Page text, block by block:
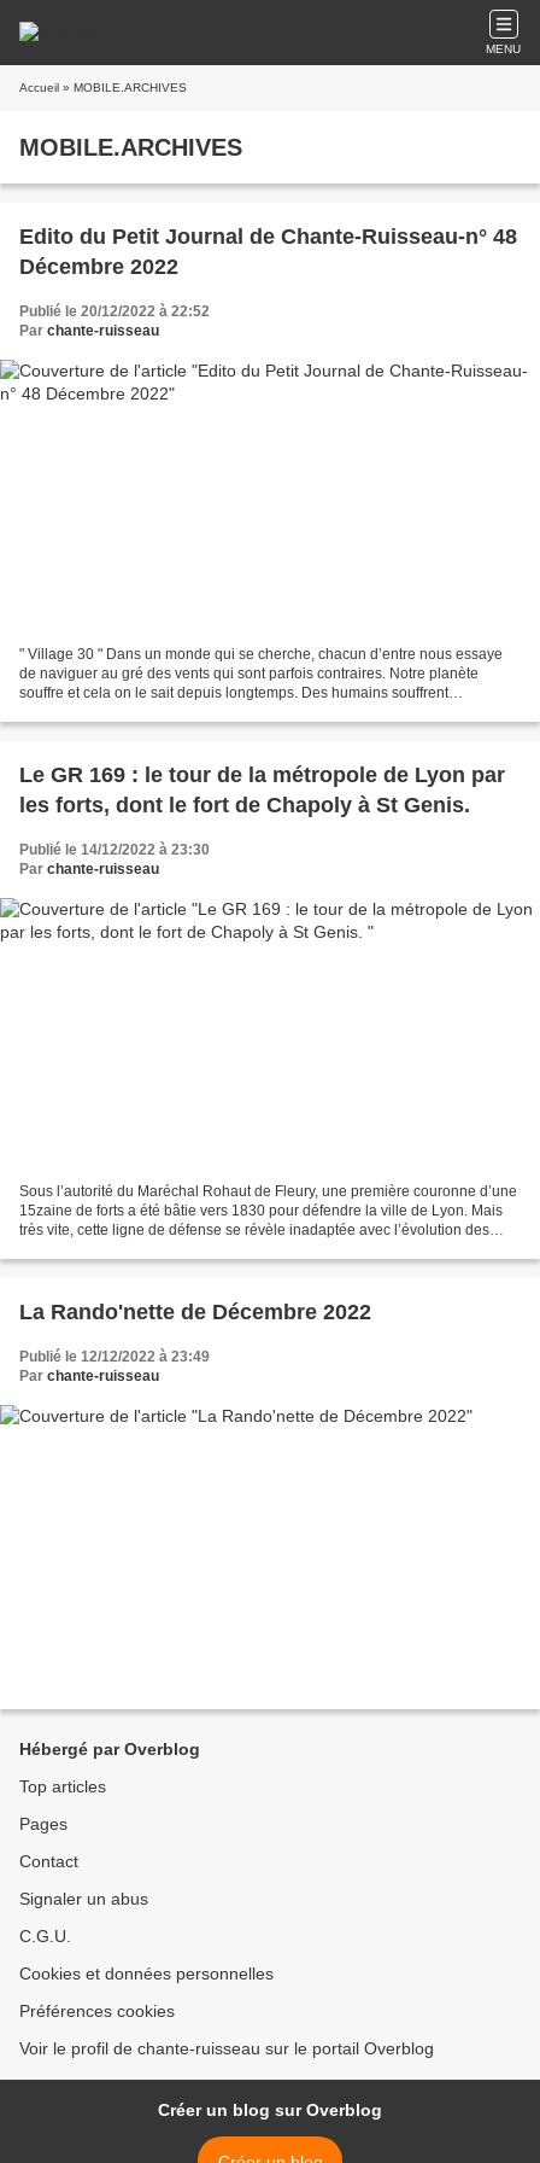
MENU
Accueil » MOBILE.ARCHIVES
MOBILE.ARCHIVES
Edito du Petit Journal de Chante-Ruisseau-n° 48
Décembre 2022
Publié le 20/12/2022 à 22:52
Par chante-ruisseau
" Village 30 " Dans un monde qui se cherche, chacun d’entre nous essaye
de naviguer au gré des vents qui sont parfois contraires. Notre planète
souffre et cela on le sait depuis longtemps. Des humains souffrent
Le GR 169 : le tour de la métropole de Lyon par
les forts, dont le fort de Chapoly à St Genis.
Publié le 14/12/2022 à 23:30
Par chante-ruisseau
Sous l’autorité du Maréchal Rohaut de Fleury, une première couronne d’une
15zaine de forts a été bâtie vers 1830 pour défendre la ville de Lyon. Mais
très vite, cette ligne de défense se révèle inadaptée avec l’évolution des
La Rando'nette de Décembre 2022
Publié le 12/12/2022 à 23:49
Par chante-ruisseau
Hébergé par Overblog
Top articles
Pages
Contact
Signaler un abus
C.G.U.
Cookies et données personnelles
Préférences cookies
Voir le profil de chante-ruisseau sur le portail Overblog
Créer un blog sur Overblog